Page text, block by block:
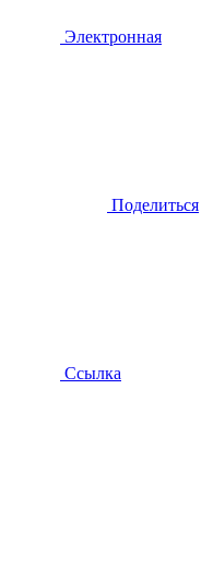
Электронная
Поделиться
Ссылка